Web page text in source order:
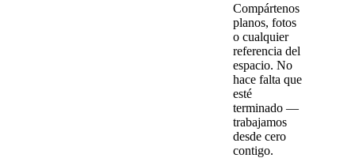
Compártenos
planos, fotos
o cualquier
referencia del
espacio. No
hace falta que
esté
terminado —
trabajamos
desde cero
contigo.